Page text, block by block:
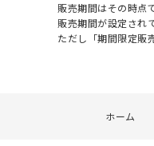
販売期間はその時点
販売期間が設定され
ただし「期間限定販
ホーム